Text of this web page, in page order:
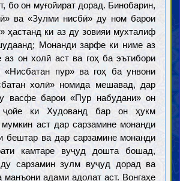
бо он муғойират дорад. Бинобарин,
ва «Зулми нисбӣ» ду ном барои
ҳастанд ки аз ду зовияи мухталиф
Монанди зарфе ки ниме аз
он холӣ аст ва гоҳ ба эътибори
«Нисбатан пур» ва гоҳ ба унвони
холӣ» номида мешавад, дар
васфе барои «Пур набудани» он
ҷойе ки Худованд бар он ҳукм
аст дар сарзамине монанди
бештар ва дар сарзамине монанди
камтаре вуҷуд дошта бошад,
сарзамин зулм вуҷуд дорад ва
манъони адами адолат аст. Вонгаҳе